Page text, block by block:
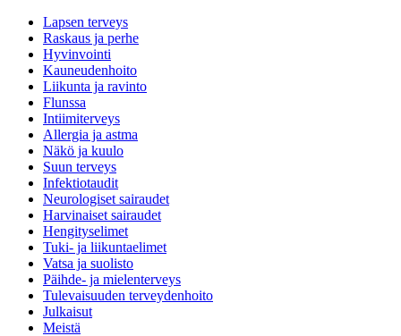
Lapsen terveys
Raskaus ja perhe
Hyvinvointi
Kauneudenhoito
Liikunta ja ravinto
Flunssa
Intiimiterveys
Allergia ja astma
Näkö ja kuulo
Suun terveys
Infektiotaudit
Neurologiset sairaudet
Harvinaiset sairaudet
Hengityselimet
Tuki- ja liikuntaelimet
Vatsa ja suolisto
Päihde- ja mielenterveys
Tulevaisuuden terveydenhoito
Julkaisut
Meistä